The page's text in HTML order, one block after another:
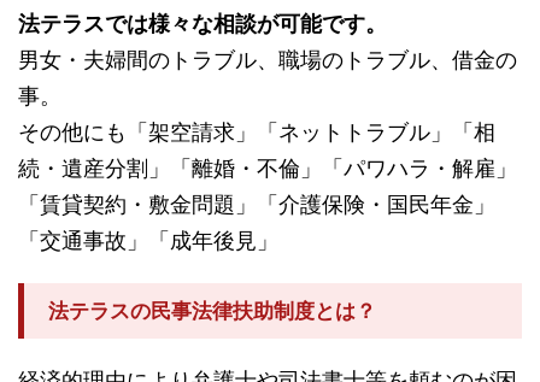
法テラスでは様々な相談が可能です。
男女・夫婦間のトラブル、職場のトラブル、借金の
事。
その他にも「架空請求」「ネットトラブル」「相
続・遺産分割」「離婚・不倫」「パワハラ・解雇」
「賃貸契約・敷金問題」「介護保険・国民年金」
「交通事故」「成年後見」
法テラスの民事法律扶助制度とは？